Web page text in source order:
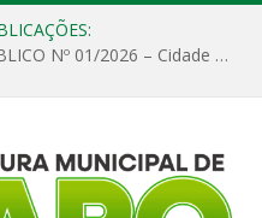
EDITAL DE CHAMAMENTO PÚBLICO Nº 01/2026 – Cidade de Faro